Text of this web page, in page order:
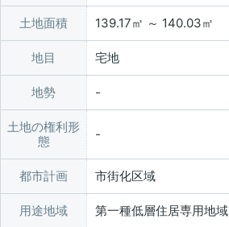
土地面積 139.17㎡ ～ 140.03㎡
地目 宅地
地勢
土地の権利形
態
都市計画 市街化区域
用途地域 第一種低層住居専用地域